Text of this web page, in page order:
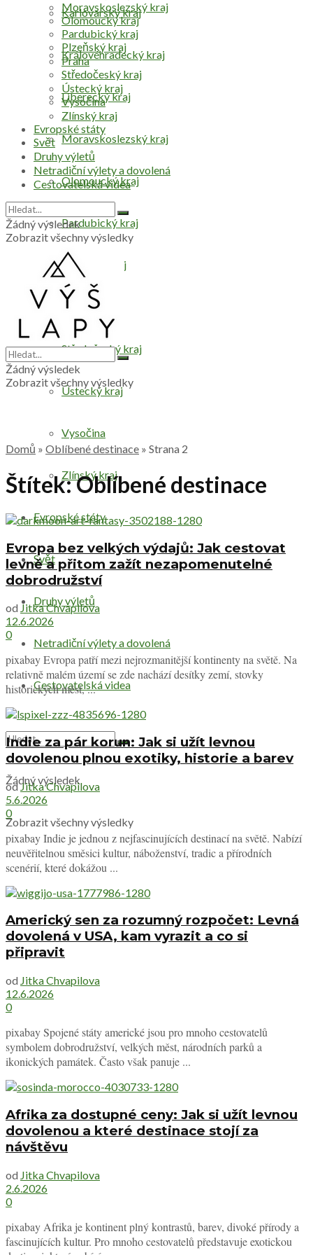
Karlovarský kraj
Královéhradecký kraj
Liberecký kraj
Moravskoslezský kraj
Olomoucký kraj
Pardubický kraj
Plzeňský kraj
Praha
Středočeský kraj
Ústecký kraj
Vysočina
Zlínský kraj
Evropské státy
Svět
Druhy výletů
Netradiční výlety a dovolená
Cestovatelská videa
Žádný výsledek
Zobrazit všechny výsledky
Moravskoslezský kraj
Olomoucký kraj
Pardubický kraj
Plzeňský kraj
Praha
Středočeský kraj
Ústecký kraj
Vysočina
Zlínský kraj
Evropské státy
Svět
Druhy výletů
Netradiční výlety a dovolená
Cestovatelská videa
Žádný výsledek
Zobrazit všechny výsledky
Žádný výsledek
Zobrazit všechny výsledky
Domů » Oblíbené destinace » Strana 2
Štítek:Oblíbené destinace
Evropa bez velkých výdajů: Jak cestovat
levně a přitom zažít nezapomenutelné
dobrodružství
od Jitka Chvapilova
12.6.2026
0
pixabay Evropa patří mezi nejrozmanitější kontinenty na světě. Na
relativně malém území se zde nachází desítky zemí, stovky
historických měst, ...
Indie za pár korun: Jak si užít levnou
dovolenou plnou exotiky, historie a barev
od Jitka Chvapilova
5.6.2026
0
pixabay Indie je jednou z nejfascinujících destinací na světě. Nabízí
neuvěřitelnou směsici kultur, náboženství, tradic a přírodních
scenérií, které dokážou ...
Americký sen za rozumný rozpočet: Levná
dovolená v USA, kam vyrazit a co si
připravit
od Jitka Chvapilova
12.6.2026
0
pixabay Spojené státy americké jsou pro mnoho cestovatelů
symbolem dobrodružství, velkých měst, národních parků a
ikonických památek. Často však panuje ...
Afrika za dostupné ceny: Jak si užít levnou
dovolenou a které destinace stojí za
návštěvu
od Jitka Chvapilova
2.6.2026
0
pixabay Afrika je kontinent plný kontrastů, barev, divoké přírody a
fascinujících kultur. Pro mnoho cestovatelů představuje exotickou